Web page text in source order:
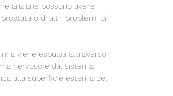
anziane possono avere
o di altri problemi di
viene espulsa attraverso
nervoso e dal sistema
alla superficie esterna del